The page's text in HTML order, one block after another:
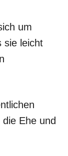
um
sie leicht
Ehe und